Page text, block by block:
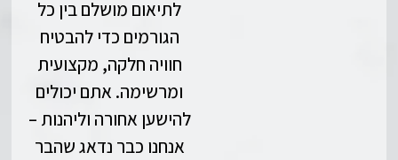
לתיאום מושלם בין כל
הגורמים כדי להבטיח
חוויה חלקה, מקצועית
ומרשימה. אתם יכולים
להישען אחורה וליהנות –
אנחנו כבר נדאג שהבר